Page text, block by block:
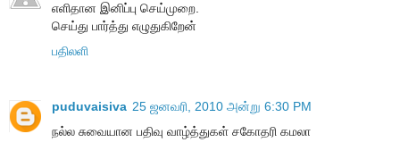
எளிதான இனிப்பு செய்முறை.
செய்து பார்த்து எழுதுகிறேன்
பதிலளி
puduvaisiva 25 ஜனவரி, 2010 அன்று 6:30 PM
நல்ல சுவையான பதிவு வாழ்த்துகள் சகோதரி கமலா